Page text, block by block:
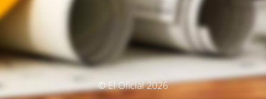
© El Oficial 2026